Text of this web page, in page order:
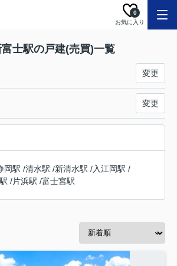
お気に入り
0
士駅の戸建(売買)一覧
変更
変更
岡駅 /清水駅 /新清水駅 /入江岡駅 /
/片浜駅 /富士宮駅